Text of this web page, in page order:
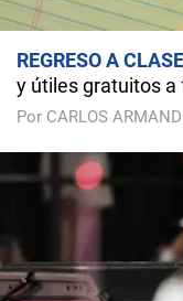
REGRESO A
y útiles gratuitos
Por CARLOS